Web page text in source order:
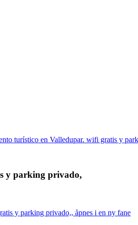
turístico en Valledupar. wifi gratis y
y parking privado,
y parking privado,, åpnes i en ny fane